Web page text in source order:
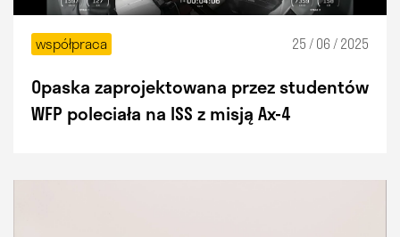
współpraca 25 / 06 / 2025
Opaska zaprojektowana przez studentów
WFP poleciała na ISS z misją Ax-4